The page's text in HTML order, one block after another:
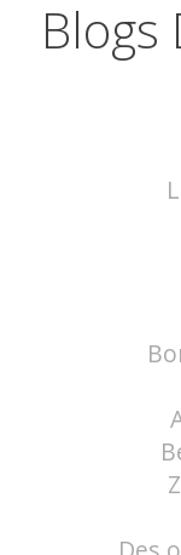
Blogs